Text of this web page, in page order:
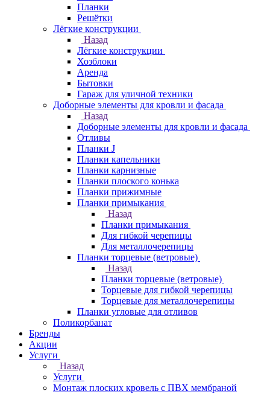
Планки
Решётки
Лёгкие конструкции
Назад
Лёгкие конструкции
Хозблоки
Аренда
Бытовки
Гараж для уличной техники
Доборные элементы для кровли и фасада
Назад
Доборные элементы для кровли и фасада
Отливы
Планки J
Планки капельники
Планки карнизные
Планки плоского конька
Планки прижимные
Планки примыкания
Назад
Планки примыкания
Для гибкой черепицы
Для металлочерепицы
Планки торцевые (ветровые)
Назад
Планки торцевые (ветровые)
Торцевые для гибкой черепицы
Торцевые для металлочерепицы
Планки угловые для отливов
Поликорбанат
Бренды
Акции
Услуги
Назад
Услуги
Монтаж плоских кровель с ПВХ мембраной